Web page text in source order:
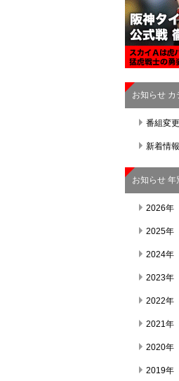
お知らせ カ
番組変更
新着情報
お知らせ 年
2026年
2025年
2024年
2023年
2022年
2021年
2020年
2019年